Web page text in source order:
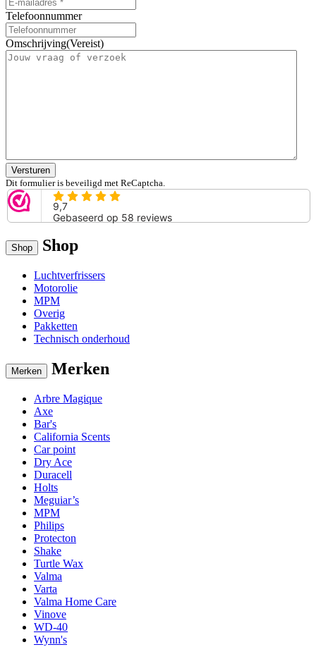
Telefoonnummer
Omschrijving(Vereist)
Versturen
Dit formulier is beveiligd met ReCaptcha.
Shop Shop
Luchtverfrissers
Motorolie
MPM
Overig
Pakketten
Technisch onderhoud
Merken Merken
Arbre Magique
Axe
Bar's
California Scents
Car point
Dry Ace
Duracell
Holts
Meguiar’s
MPM
Philips
Protecton
Shake
Turtle Wax
Valma
Varta
Valma Home Care
Vinove
WD-40
Wynn's